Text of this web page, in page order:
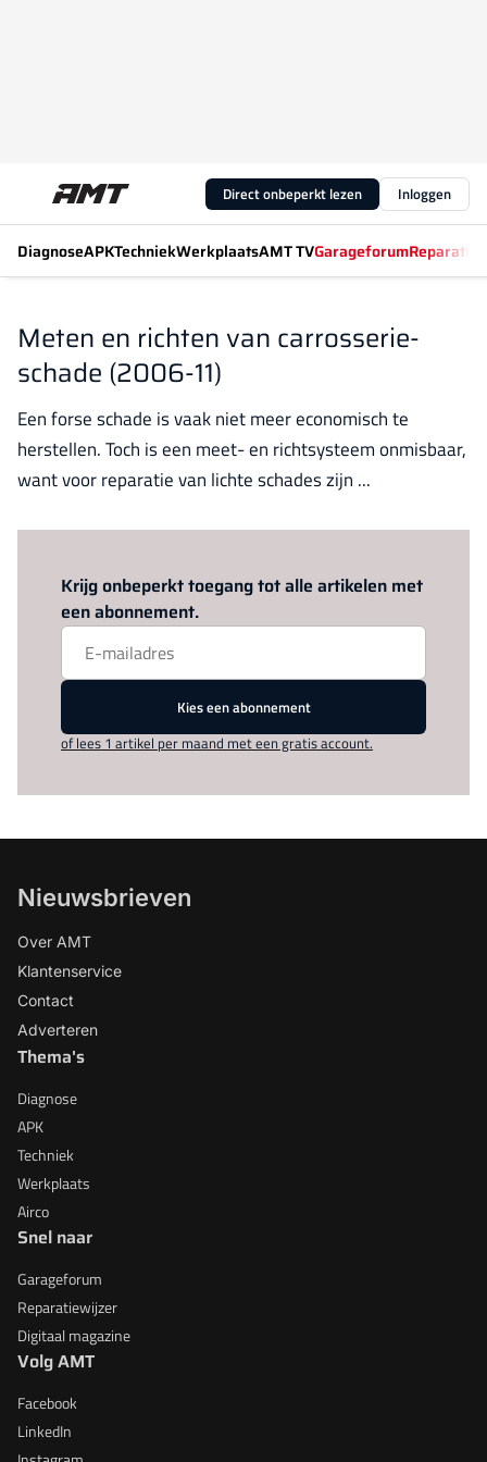
Direct onbeperkt lezen Inloggen
DiagnoseAPKTechniekWerkplaatsAMT TVGarageforum
Meten en richten van carrosserie-
schade (2006-11)
Een forse schade is vaak niet meer economisch te
herstellen. Toch is een meet- en richtsysteem onmisbaar,
want voor reparatie van lichte schades zijn ...
Krijg onbeperkt toegang tot alle artikelen met
een abonnement.
Kies een abonnement
of lees 1 artikel per maand met een gratis account.
Nieuwsbrieven
Over AMT
Klantenservice
Contact
Adverteren
Thema's
Diagnose
APK
Techniek
Werkplaats
Airco
Snel naar
Garageforum
Reparatiewijzer
Digitaal magazine
Volg AMT
Facebook
LinkedIn